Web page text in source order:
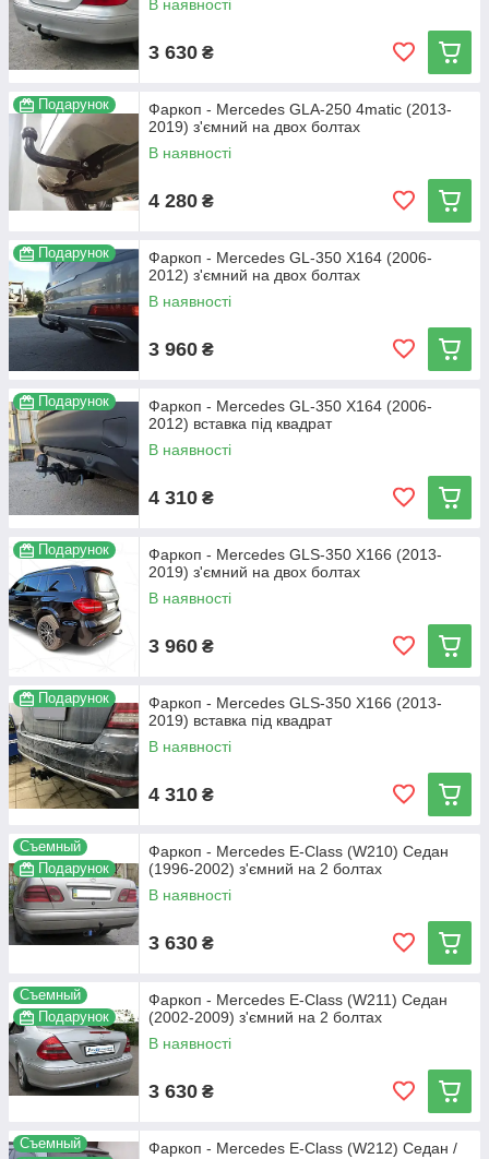
В наявності
3 630 ₴
Подарунок
Фаркоп - Mercedes GLA-250 4matic (2013-
2019) з'ємний на двох болтах
В наявності
4 280 ₴
Подарунок
Фаркоп - Mercedes GL-350 X164 (2006-
2012) з'ємний на двох болтах
В наявності
3 960 ₴
Подарунок
Фаркоп - Mercedes GL-350 X164 (2006-
2012) вставка під квадрат
В наявності
4 310 ₴
Подарунок
Фаркоп - Mercedes GLS-350 X166 (2013-
2019) з'ємний на двох болтах
В наявності
3 960 ₴
Подарунок
Фаркоп - Mercedes GLS-350 X166 (2013-
2019) вставка під квадрат
В наявності
4 310 ₴
Съемный
Подарунок
Фаркоп - Mercedes E-Class (W210) Седан
(1996-2002) з'ємний на 2 болтах
В наявності
3 630 ₴
Съемный
Подарунок
Фаркоп - Mercedes E-Class (W211) Седан
(2002-2009) з'ємний на 2 болтах
В наявності
3 630 ₴
Съемный
Фаркоп - Mercedes E-Class (W212) Седан /